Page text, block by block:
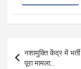
navigation
नशामुक्ति केंद्र में
पूरा मामला…